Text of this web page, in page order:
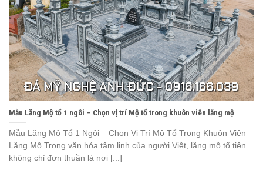
Mẫu Lăng Mộ tổ 1 ngôi – Chọn vị trí Mộ tổ trong khuôn viên lăng mộ
Mẫu Lăng Mộ Tổ 1 Ngôi – Chọn Vị Trí Mộ Tổ Trong Khuôn Viên
Lăng Mộ Trong văn hóa tâm linh của người Việt, lăng mộ tổ tiên
không chỉ đơn thuần là nơi [...]